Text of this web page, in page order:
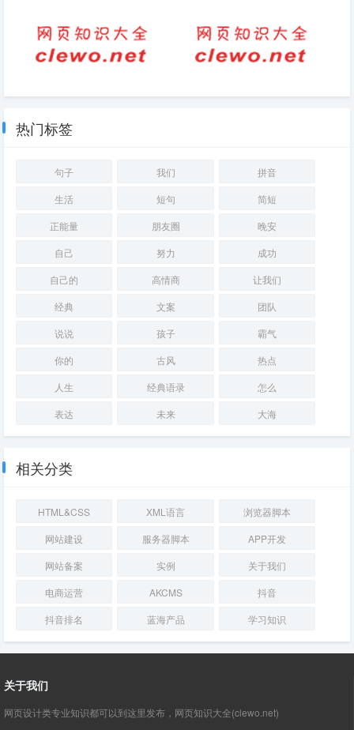
热门标签
句子 我们
拼音
生活
短句
简短
正能量
朋友圈
晚安
自己
努力
成功
自己的
高情商
让我们
经典
文案
团队
说说
孩子
霸气
你的
古风
热点
人生
经典语录
怎么
表达
未来 大海
相关分类
HTML&CSS XML语言
浏览器脚本
网站建设
服务器脚本
APP开发
网站备案
实例
关于我们
电商运营
AKCMS
抖音
抖音排名
蓝海产品 学习知识
关于我们
网页设计类专业知识都可以到这里发布，网页知识大全(clewo.net)